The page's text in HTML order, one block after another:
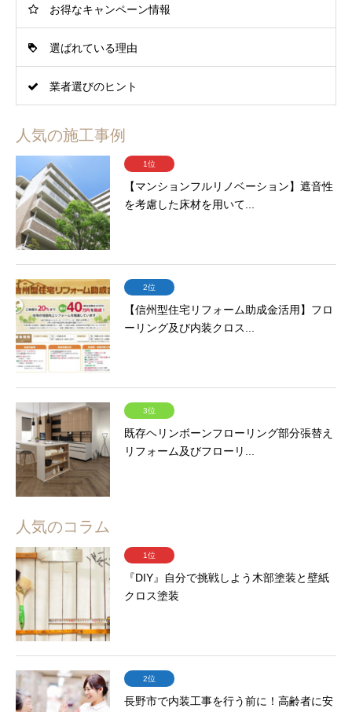
お得なキャンペーン情報
選ばれている理由
業者選びのヒント
人気の施工事例
1位
【マンションフルリノベーション】遮音性
を考慮した床材を用いて...
2位
【信州型住宅リフォーム助成金活用】フロ
ーリング及び内装クロス...
3位
既存ヘリンボーンフローリング部分張替え
リフォーム及びフローリ...
人気のコラム
1位
『DIY』自分で挑戦しよう木部塗装と壁紙
クロス塗装
2位
長野市で内装工事を行う前に！高齢者に安